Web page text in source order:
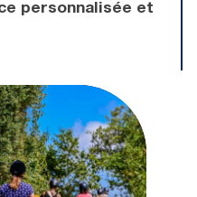
personnalisée et